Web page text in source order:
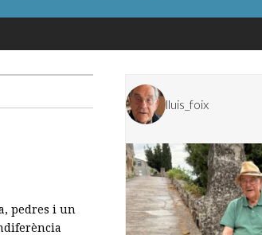
pedres i un
lluis_foix